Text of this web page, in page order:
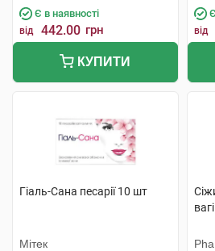
Є в наявності
від 442.00 грн
КУПИТИ
від
Гіаль-Сана песарії 10 шт
Мітек